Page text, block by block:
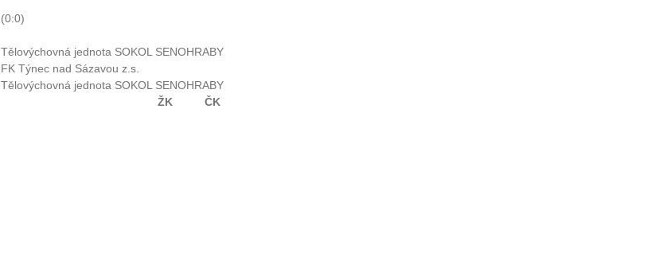
(0:0)
Tělovýchovná jednota SOKOL SENOHRABY
FK Týnec nad Sázavou z.s.
Tělovýchovná jednota SOKOL SENOHRABY
ŽK
ČK